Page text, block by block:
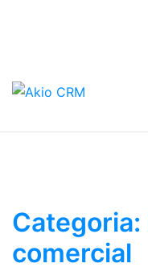
Categoria:
comercial